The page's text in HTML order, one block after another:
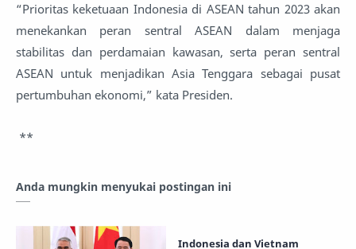
“Prioritas keketuaan Indonesia di ASEAN tahun 2023 akan
menekankan peran sentral ASEAN dalam menjaga
stabilitas dan perdamaian kawasan, serta peran sentral
ASEAN untuk menjadikan Asia Tenggara sebagai pusat
pertumbuhan ekonomi,” kata Presiden.
**
Anda mungkin menyukai postingan ini
Indonesia dan Vietnam